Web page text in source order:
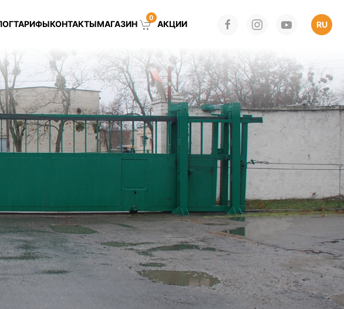
ТАРИФЫКОНТАКТЫМАГАЗИН
0
АКЦИИ RU